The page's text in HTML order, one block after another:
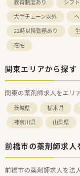
教育制度あり
シフ
大手チェーン以外
22時以降勤務あり
在宅
関東エリアから探す
関東の薬剤師求人をエリ
茨城県 栃木県
神奈川県
山梨県
前橋市の薬剤師求人
前橋市の薬剤師求人を法